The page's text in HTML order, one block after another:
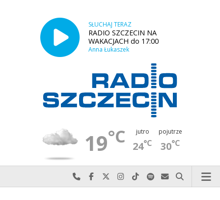
SŁUCHAJ TERAZ
RADIO SZCZECIN NA
WAKACJACH do 17:00
Anna Łukaszek
19°C jutro
24°C
pojutrze
30°C
Najlepiej po prostu do nas zadzwoń
Odwiedź nas na Facebook-u
Odwiedź nas na X
Odwiedź nas na Instagram-ie
Odwiedź nas na TikTok-u
Szukaj nas na Spotify
Wyślij do nas
Szukaj